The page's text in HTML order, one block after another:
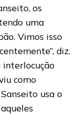
os
uma
Vimos isso
diz.
interlocução
como
usa o